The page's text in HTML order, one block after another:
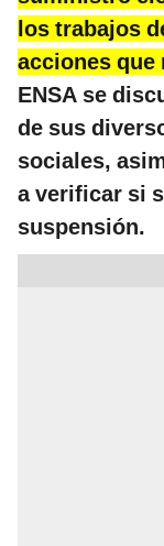
los trabajos
acciones que
ENSA se
de sus
sociales,
a verificar si
suspensión.